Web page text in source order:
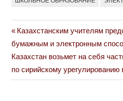
Навигация
по
записям
Previous
Post:
Казахстанским учителям
бумажным и электронным
Next
Post:
Казахстан возьмет на себя
по сирийскому урегулированию